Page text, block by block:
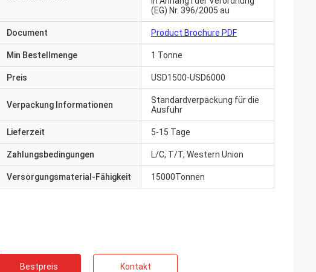
(EG) Nr. 396/2005 au
Document Product Brochure PDF
Min Bestellmenge 1 Tonne
Preis USD1500-USD6000
Verpackung Informationen
Standardverpackung für die
Ausfuhr
Lieferzeit 5-15 Tage
Zahlungsbedingungen L/C, T/T, Western Union
Versorgungsmaterial-Fähigkeit 15000Tonnen
Bestpreis Kontakt